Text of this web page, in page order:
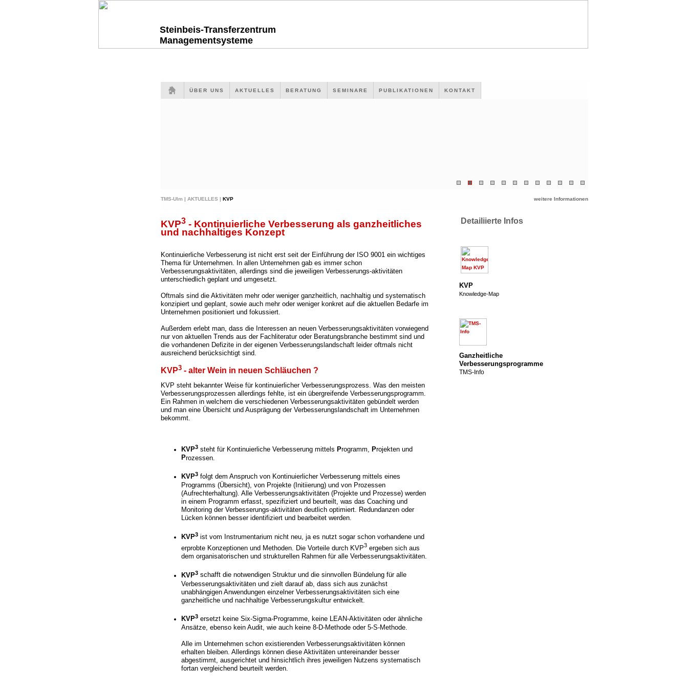
Steinbeis-Transferzentrum
Managementsysteme
ÜBER UNS AKTUELLES BERATUNG SEMINARE PUBLIKATIONEN KONTAKT
TMS-Ulm | AKTUELLES | KVP weitere Informationen
KVP3 - Kontinuierliche Verbesserung als ganzheitliches
und nachhaltiges Konzept
Kontinuierliche Verbesserung ist nicht erst seit der Einführung der ISO 9001 ein wichtiges
Thema für Unternehmen. In allen Unternehmen gab es immer schon
Verbesserungsaktivitäten, allerdings sind die jeweiligen Verbesserungs-aktivitäten
unterschiedlich geplant und umgesetzt.
Oftmals sind die Aktivitäten mehr oder weniger ganzheitlich, nachhaltig und systematisch
konzipiert und geplant, sowie auch mehr oder weniger konkret auf die aktuellen Bedarfe im
Unternehmen positioniert und fokussiert.
Außerdem erlebt man, dass die Interessen an neuen Verbesserungsaktivitäten vorwiegend
nur von aktuellen Trends aus der Fachliteratur oder Beratungsbranche bestimmt sind und
die vorhandenen Defizite in der eigenen Verbesserungslandschaft leider oftmals nicht
ausreichend berücksichtigt sind.
KVP3 - alter Wein in neuen Schläuchen ?
KVP steht bekannter Weise für kontinuierlicher Verbesserungsprozess. Was den meisten
Verbesserungsprozessen allerdings fehlte, ist ein übergreifende Verbesserungsprogramm.
Ein Rahmen in welchem die verschiedenen Verbesserungsaktivitäten gebündelt werden
und man eine Übersicht und Ausprägung der Verbesserungslandschaft im Unternehmen
bekommt.
KVP3 steht für Kontinuierliche Verbesserung mittels Programm, Projekten und
Prozessen.
KVP3 folgt dem Anspruch von Kontinuierlicher Verbesserung mittels eines
Programms (Übersicht), von Projekte (Initiierung) und von Prozessen
(Aufrechterhaltung). Alle Verbesserungsaktivitäten (Projekte und Prozesse) werden
in einem Programm erfasst, spezifiziert und beurteilt, was das Coaching und
Monitoring der Verbesserungs-aktivitäten deutlich optimiert. Redundanzen oder
Lücken können besser identifiziert und bearbeitet werden.
KVP3 ist vom Instrumentarium nicht neu, ja es nutzt sogar schon vorhandene und
erprobte Konzeptionen und Methoden. Die Vorteile durch KVP3 ergeben sich aus
dem organisatorischen und strukturellen Rahmen für alle Verbesserungsaktivitäten.
KVP3 schafft die notwendigen Struktur und die sinnvollen Bündelung für alle
Verbesserungsaktivitäten und zielt darauf ab, dass sich aus zunächst
unabhängigen Anwendungen einzelner Verbesserungsaktivitäten sich eine
ganzheitliche und nachhaltige Verbesserungskultur entwickelt.
KVP3 ersetzt keine Six-Sigma-Programme, keine LEAN-Aktivitäten oder ähnliche
Ansätze, ebenso kein Audit, wie auch keine 8-D-Methode oder 5-S-Methode.
Alle im Unternehmen schon existierenden Verbesserungsaktivitäten können
erhalten bleiben. Allerdings können diese Aktivitäten untereinander besser
abgestimmt, ausgerichtet und hinsichtlich ihres jeweiligen Nutzens systematisch
fortan vergleichend beurteilt werden.
Detailiierte Infos
KVP
Knowledge-Map
Ganzheitliche
Verbesserungsprogramme
TMS-Info